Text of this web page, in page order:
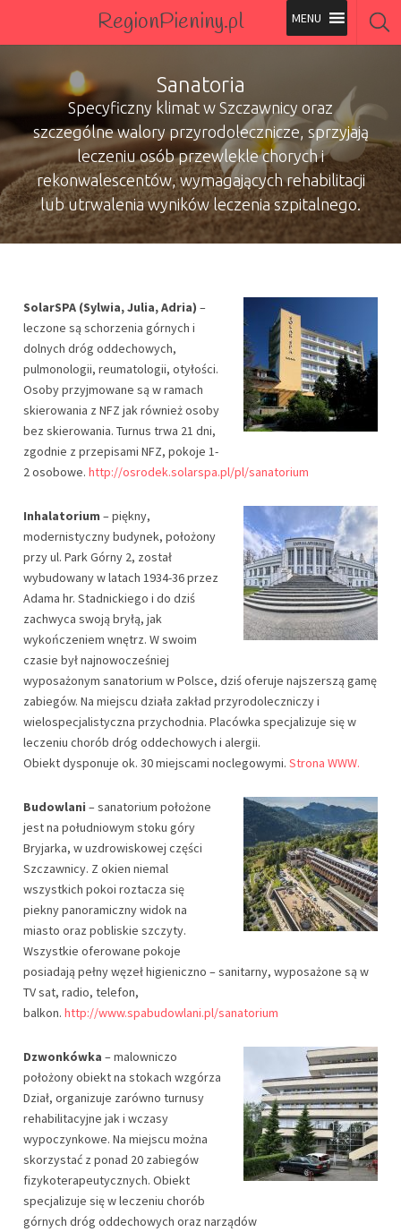
RegionPieniny.pl
Wszystkie Obiekty
Wszystkie Obiekty
Sanatoria
Specyficzny klimat w Szczawnicy oraz
szczególne walory przyrodolecznicze, sprzyjają
leczeniu osób przewlekle chorych i
rekonwalescentów, wymagających rehabilitacji
lub utrwalenia wyników leczenia szpitalnego.
SolarSPA (Sylwia, Julia, Adria) –
leczone są schorzenia górnych i
dolnych dróg oddechowych,
pulmonologii, reumatologii, otyłości.
Osoby przyjmowane są w ramach
skierowania z NFZ jak również osoby
bez skierowania. Turnus trwa 21 dni,
zgodnie z przepisami NFZ, pokoje 1-
2 osobowe. http://osrodek.solarspa.pl/pl/sanatorium
Inhalatorium – piękny,
modernistyczny budynek, położony
przy ul. Park Górny 2, został
wybudowany w latach 1934-36 przez
Adama hr. Stadnickiego i do dziś
zachwyca swoją bryłą, jak
wykończeniem wnętrz. W swoim
czasie był najnowocześniej
wyposażonym sanatorium w Polsce, dziś oferuje najszerszą gamę
zabiegów. Na miejscu działa zakład przyrodoleczniczy i
wielospecjalistyczna przychodnia. Placówka specjalizuje się w
leczeniu chorób dróg oddechowych i alergii.
Obiekt dysponuje ok. 30 miejscami noclegowymi. Strona WWW.
Budowlani – sanatorium położone
jest na południowym stoku góry
Bryjarka, w uzdrowiskowej części
Szczawnicy. Z okien niemal
wszystkich pokoi roztacza się
piekny panoramiczny widok na
miasto oraz pobliskie szczyty.
Wszystkie oferowane pokoje
posiadają pełny węzeł higieniczno – sanitarny, wyposażone są w
TV sat, radio, telefon,
balkon. http://www.spabudowlani.pl/sanatorium
Dzwonkówka – malowniczo
położony obiekt na stokach wzgórza
Dział, organizuje zarówno turnusy
rehabilitacyjne jak i wczasy
wypoczynkowe. Na miejscu można
skorzystać z ponad 20 zabiegów
fizykoterapeutycznych. Obiekt
specjalizuje się w leczeniu chorób
górnych dróg oddechowych oraz narządów